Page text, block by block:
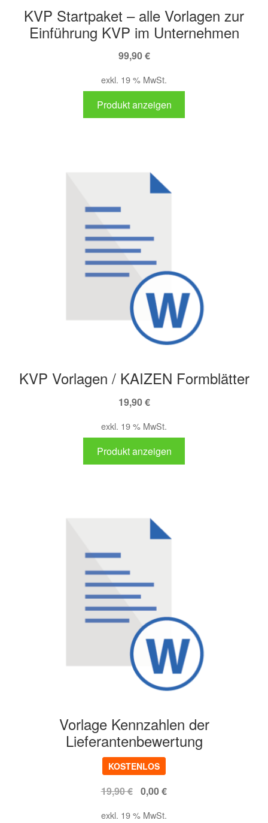
KVP Startpaket – alle Vorlagen zur
Einführung KVP im Unternehmen
99,90€
exkl. 19 % MwSt.
Produkt anzeigen
KVP Vorlagen / KAIZEN Formblätter
19,90€
exkl. 19 % MwSt.
Produkt anzeigen
Vorlage Kennzahlen der
Lieferantenbewertung
KOSTENLOS
19,90€ Ursprünglicher
war:
0,00€Aktueller
exkl. 19 % MwSt.